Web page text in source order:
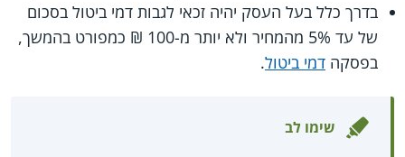
בדרך כלל בעל העסק יהיה זכאי לגבות דמי ביטול בסכום
של עד 5% מהמחיר ולא יותר מ-100 ₪ כמפורט בהמשך,
בפסקה דמי ביטול.
שימו לב